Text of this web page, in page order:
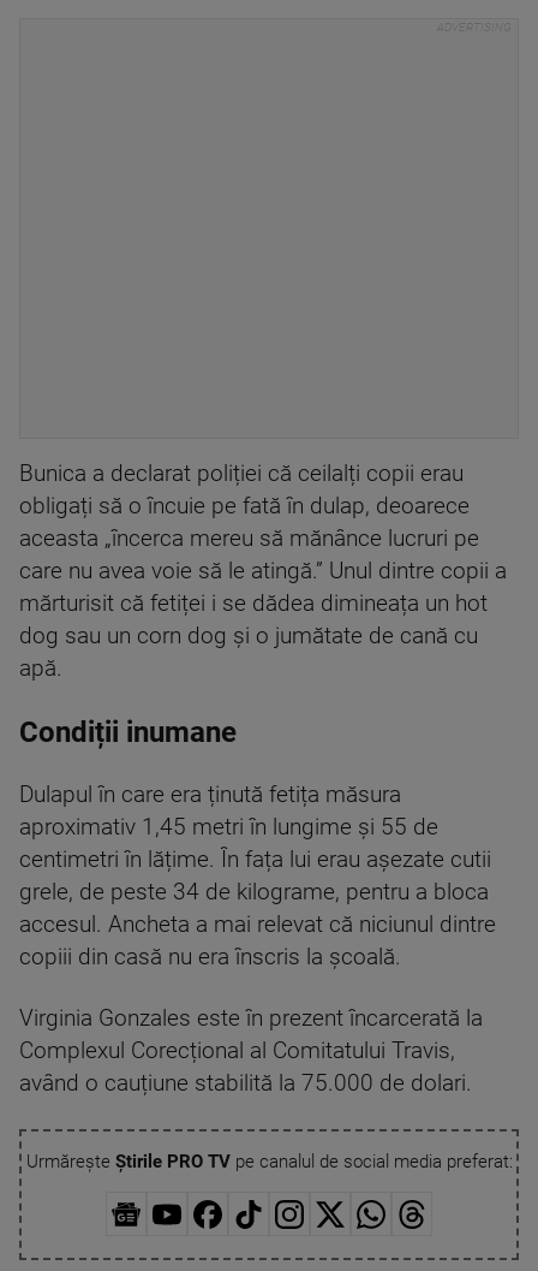
Bunica a declarat poliției că ceilalți copii erau
obligați să o încuie pe fată în dulap, deoarece
aceasta „încerca mereu să mănânce lucruri pe
care nu avea voie să le atingă.” Unul dintre copii a
mărturisit că fetiței i se dădea dimineața un hot
dog sau un corn dog și o jumătate de cană cu
apă.
Condiții inumane
Dulapul în care era ținută fetița măsura
aproximativ 1,45 metri în lungime și 55 de
centimetri în lățime. În fața lui erau așezate cutii
grele, de peste 34 de kilograme, pentru a bloca
accesul. Ancheta a mai relevat că niciunul dintre
copiii din casă nu era înscris la școală.
Virginia Gonzales este în prezent încarcerată la
Complexul Corecțional al Comitatului Travis,
având o cauțiune stabilită la 75.000 de dolari.
Urmărește Știrile PRO TVpe canalul de social media preferat: